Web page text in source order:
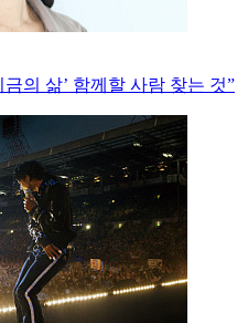
금의 삶’ 함께할 사람 찾는 것”